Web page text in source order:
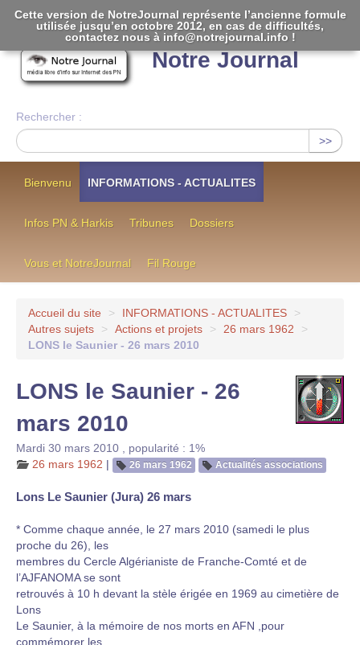
Notre Journal
Rechercher :
>>
Bienvenu INFORMATIONS - ACTUALITES
Infos PN & Harkis Tribunes Dossiers
Vous et NotreJournal Fil Rouge
Accueil du site > INFORMATIONS - ACTUALITES
>
Autres sujets
> Actions et projets > 26 mars 1962
>
LONS le Saunier - 26 mars 2010
LONS le Saunier - 26
mars 2010
Mardi 30 mars 2010
popularité : 1%
26 mars 1962 | 26 mars 1962 Actualités associations
Lons Le Saunier (Jura) 26 mars
* Comme chaque année, le 27 mars 2010 (samedi le plus
proche du 26), les
membres du Cercle Algérianiste de Franche-Comté et de
l’AJFANOMA se sont
retrouvés à 10 h devant la stèle érigée en 1969 au cimetière de
Lons
Le Saunier, à la mémoire de nos morts en AFN ,pour
commémorer les
Cette version de NotreJournal représente l’ancienne formule
utilisée jusqu’en octobre 2012, en cas de difficultés,
contactez nous à info@notrejournal.info !